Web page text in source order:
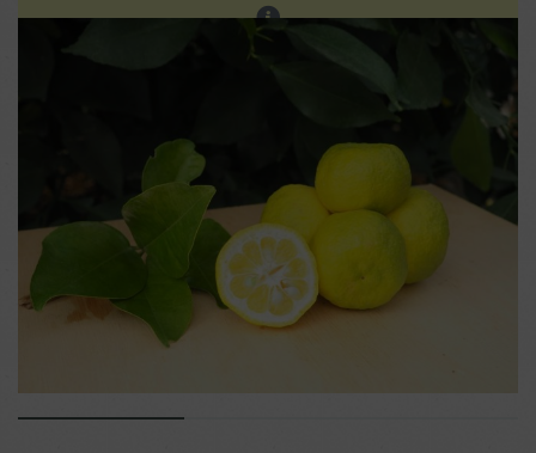
Les ventes sur place continuent. Prochain réassort sur